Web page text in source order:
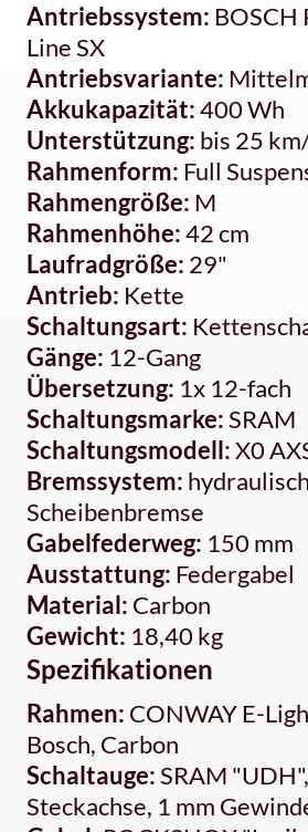
Antriebssystem: BOSCH
Line SX
Antriebsvariante:
Akkukapazität:400 Wh
Unterstützung: bis 25
Rahmenform: Full
Rahmengröße: M
Rahmenhöhe:42 cm
Laufradgröße: 29"
Antrieb: Kette
Schaltungsart:
Gänge: 12-Gang
Übersetzung: 1x 12-fach
Schaltungsmarke:SRAM
Schaltungsmodell:X0
Bremssystem:
Scheibenbremse
Gabelfederweg: 150 mm
Ausstattung: Federgabel
Material: Carbon
Gewicht: 18,40 kg
Spezifikationen
Rahmen: CONWAY E-
Bosch, Carbon
Schaltauge:SRAM
Steckachse, 1 mm